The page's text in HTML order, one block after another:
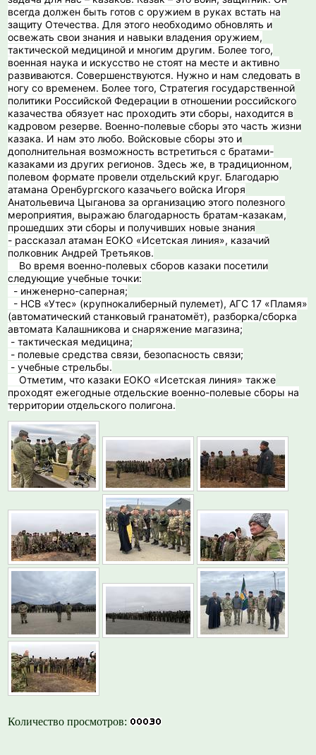
всегда должен быть готов с оружием в руках встать на
защиту Отечества. Для этого необходимо обновлять и
освежать свои знания и навыки владения оружием,
тактической медициной и многим другим. Более того,
военная наука и искусство не стоят на месте и активно
развиваются. Совершенствуются. Нужно и нам следовать в
ногу со временем. Более того, Стратегия государственной
политики Российской Федерации в отношении российского
казачества обязует нас проходить эти сборы, находится в
кадровом резерве. Военно-полевые сборы это часть жизни
казака. И нам это любо. Войсковые сборы это и
дополнительная возможность встретиться с братами-
казаками из других регионов. Здесь же, в традиционном,
полевом формате провели отдельский круг. Благодарю
атамана Оренбургского казачьего войска Игоря
Анатольевича Цыганова за организацию этого полезного
мероприятия, выражаю благодарность братам-казакам,
прошедших эти сборы и получивших новые знания
- рассказал атаман ЕОКО «Исетская линия», казачий
полковник Андрей Третьяков.
Во время военно-полевых сборов казаки посетили
следующие учебные точки:
️ - инженерно-саперная;
-️️ НСВ «Утес» (крупнокалиберный пулемет), АГС 17 «Пламя»
(автоматический станковый гранатомёт), разборка/сборка
автомата Калашникова и снаряжение магазина;
️- тактическая медицина;
️- полевые средства связи, безопасность связи;
️️- учебные стрельбы.
Отметим, что казаки ЕОКО «Исетская линия» также
проходят ежегодные отдельские военно-полевые сборы на
территории отдельского полигона.
Количество просмотров: